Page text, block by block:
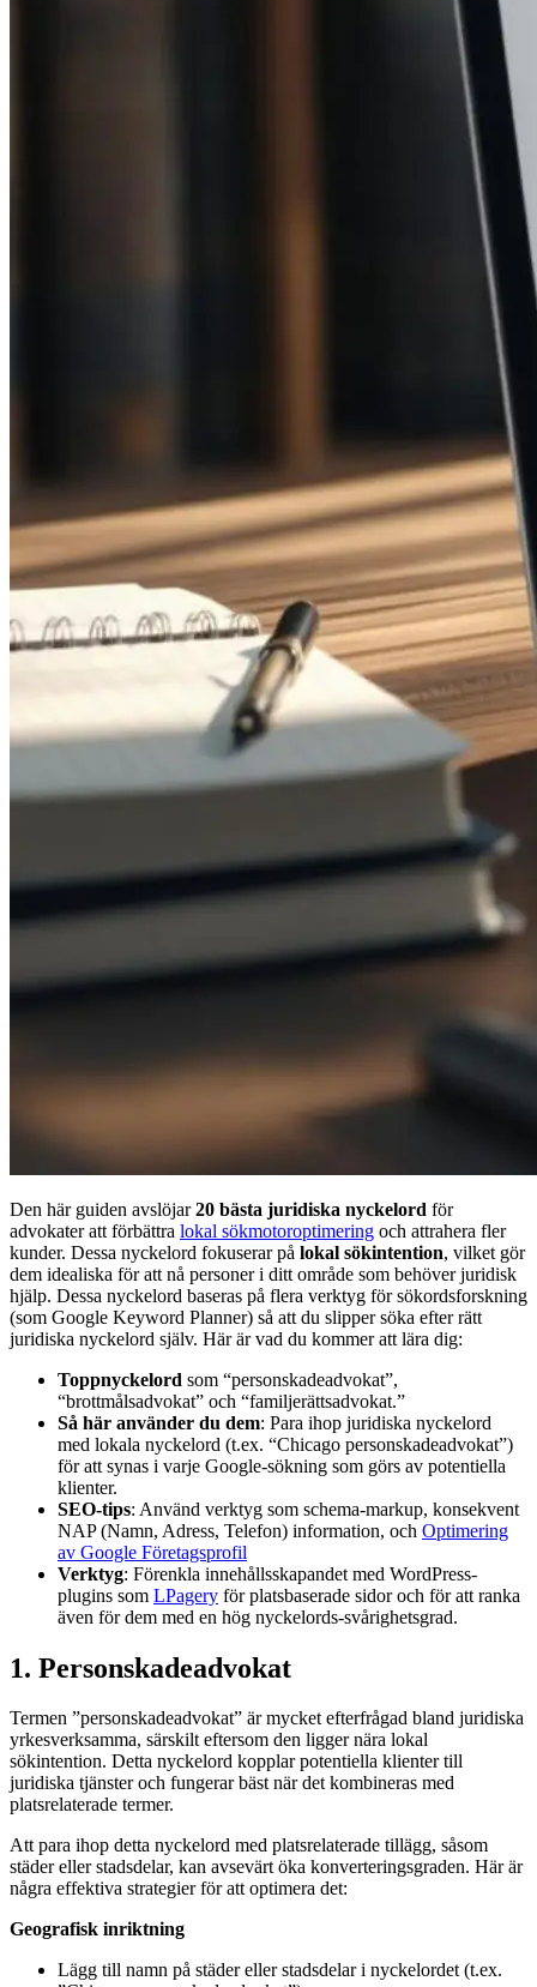
Den här guiden avslöjar20 bästa juridiska nyckelord för
advokater att förbättra lokal sökmotoroptimering och attrahera fler
kunder. Dessa nyckelord fokuserar på lokal sökintention, vilket gör
dem idealiska för att nå personer i ditt område som behöver juridisk
hjälp. Dessa nyckelord baseras på flera verktyg för sökordsforskning
(som Google Keyword Planner) så att du slipper söka efter rätt
juridiska nyckelord själv. Här är vad du kommer att lära dig:
Toppnyckelord som “personskadeadvokat”,
“brottmålsadvokat” och “familjerättsadvokat.”
Så här använder du dem: Para ihop juridiska nyckelord
med lokala nyckelord (t.ex. “Chicago personskadeadvokat”)
för att synas i varje Google-sökning som görs av potentiella
klienter.
SEO-tips: Använd verktyg som schema-markup, konsekvent
NAP (Namn, Adress, Telefon) information, och Optimering
av Google Företagsprofil
Verktyg: Förenkla innehållsskapandet med WordPress-
plugins som LPagery för platsbaserade sidor och för att ranka
även för dem med en hög nyckelords-svårighetsgrad.
1. Personskadeadvokat
Termen ”personskadeadvokat” är mycket efterfrågad bland juridiska
yrkesverksamma, särskilt eftersom den ligger nära lokal
sökintention. Detta nyckelord kopplar potentiella klienter till
juridiska tjänster och fungerar bäst när det kombineras med
platsrelaterade termer.
Att para ihop detta nyckelord med platsrelaterade tillägg, såsom
städer eller stadsdelar, kan avsevärt öka konverteringsgraden. Här är
några effektiva strategier för att optimera det:
Geografisk inriktning
Lägg till namn på städer eller stadsdelar i nyckelordet (t.ex.